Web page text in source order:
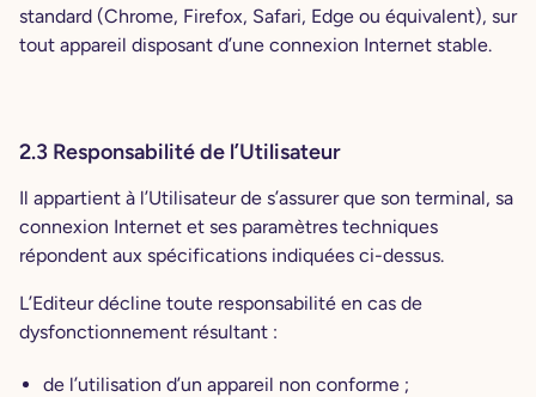
standard (Chrome, Firefox, Safari, Edge ou équivalent), sur
tout appareil disposant d’une connexion Internet stable.
2.3 Responsabilité de l’Utilisateur
Il appartient à l’Utilisateur de s’assurer que son terminal, sa
connexion Internet et ses paramètres techniques
répondent aux spécifications indiquées ci-dessus.
L’Editeur décline toute responsabilité en cas de
dysfonctionnement résultant :
de l’utilisation d’un appareil non conforme ;